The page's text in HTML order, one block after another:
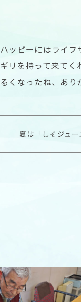
ハッピーにはライ
ギリを持って来て
るくなったね、あり
夏は「しそジュ